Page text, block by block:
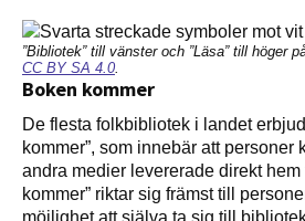
”Bibliotek” till vänster och ”Läsa” till höger
CC BY SA 4.0.
Boken kommer
De flesta folkbibliotek i landet
kommer”, som innebär att personer
andra medier levererade direkt hem
kommer” riktar sig främst till
möjlighet att själva ta sig till